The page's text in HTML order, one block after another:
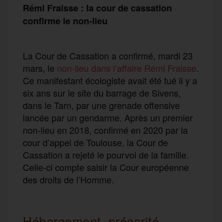
Rémi Fraisse : la cour de cassation
confirme le non-lieu
La Cour de Cassation a confirmé, mardi 23
mars, le non-lieu dans l’affaire Rémi Fraisse.
Ce manifestant écologiste avait été tué il y a
six ans sur le site du barrage de Sivens,
dans le Tarn, par une grenade offensive
lancée par un gendarme. Après un premier
non-lieu en 2018, confirmé en 2020 par la
cour d’appel de Toulouse, la Cour de
Cassation a rejeté le pourvoi de la famille.
Celle-ci compte saisir la Cour européenne
des droits de l’Homme.